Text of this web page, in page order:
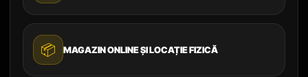
📦 MAGAZIN ONLINE ȘI LOCAȚIE FIZICĂ